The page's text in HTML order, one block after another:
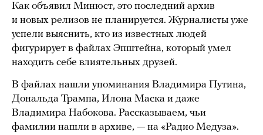
Как объявил Минюст, это последний архив
и новых релизов не планируется. Журналисты уже
успели выяснить, кто из известных людей
фигурирует в файлах Эпштейна, который умел
находить себе влиятельных друзей.
В файлах нашли упоминания Владимира Путина,
Дональда Трампа, Илона Маска и даже
Владимира Набокова. Рассказываем, чьи
фамилии нашли в архиве, — на «Радио Медуза».